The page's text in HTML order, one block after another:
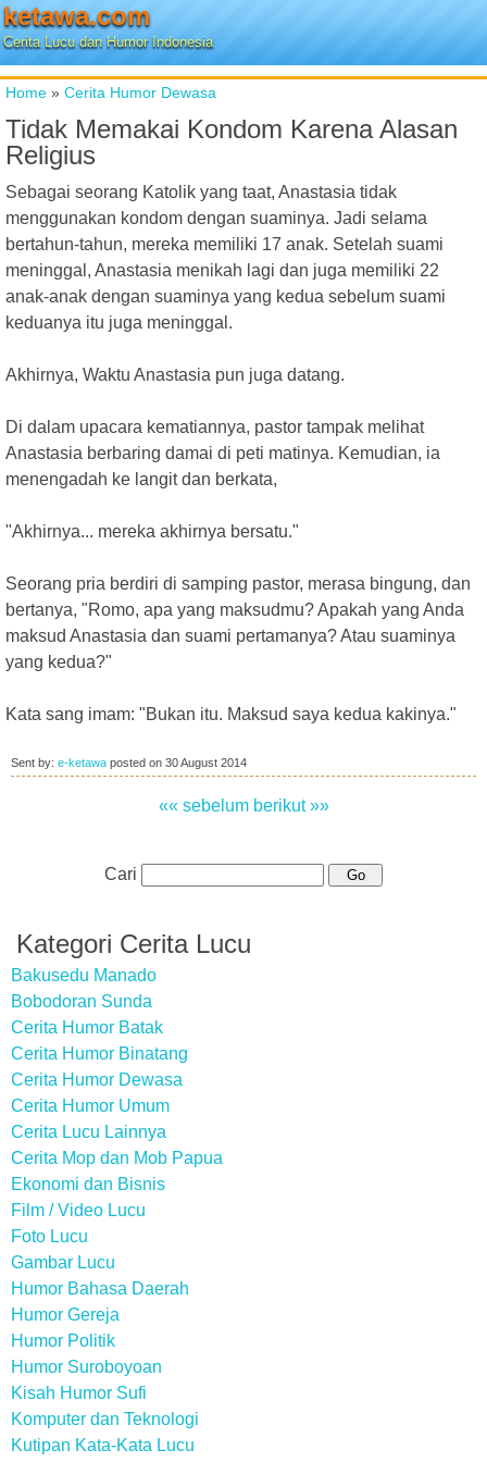
ketawa.com
Cerita Lucu dan Humor Indonesia
Home » Cerita Humor Dewasa
Tidak Memakai Kondom Karena Alasan
Religius
Sebagai seorang Katolik yang taat, Anastasia tidak
menggunakan kondom dengan suaminya. Jadi selama
bertahun-tahun, mereka memiliki 17 anak. Setelah suami
meninggal, Anastasia menikah lagi dan juga memiliki 22
anak-anak dengan suaminya yang kedua sebelum suami
keduanya itu juga meninggal.
Akhirnya, Waktu Anastasia pun juga datang.
Di dalam upacara kematiannya, pastor tampak melihat
Anastasia berbaring damai di peti matinya. Kemudian, ia
menengadah ke langit dan berkata,
"Akhirnya... mereka akhirnya bersatu."
Seorang pria berdiri di samping pastor, merasa bingung, dan
bertanya, "Romo, apa yang maksudmu? Apakah yang Anda
maksud Anastasia dan suami pertamanya? Atau suaminya
yang kedua?"
Kata sang imam: "Bukan itu. Maksud saya kedua kakinya."
Sent by: e-ketawa posted on 30 August 2014
«« sebelum berikut »»
Cari
Kategori Cerita Lucu
Bakusedu Manado
Bobodoran Sunda
Cerita Humor Batak
Cerita Humor Binatang
Cerita Humor Dewasa
Cerita Humor Umum
Cerita Lucu Lainnya
Cerita Mop dan Mob Papua
Ekonomi dan Bisnis
Film / Video Lucu
Foto Lucu
Gambar Lucu
Humor Bahasa Daerah
Humor Gereja
Humor Politik
Humor Suroboyoan
Kisah Humor Sufi
Komputer dan Teknologi
Kutipan Kata-Kata Lucu